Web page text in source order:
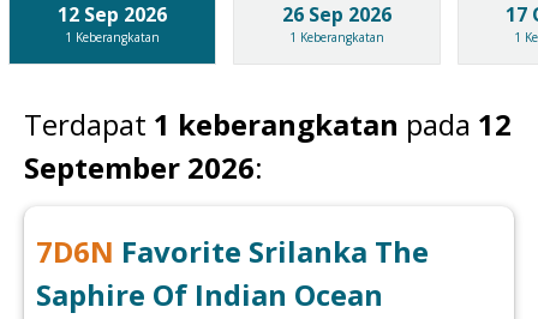
12 Sep 2026
1 Keberangkatan
26 Sep 2026
1 Keberangkatan
17
1
Terdapat 1 keberangkatan pada 12
September 2026:
7D6N Favorite Srilanka The
Saphire Of Indian Ocean